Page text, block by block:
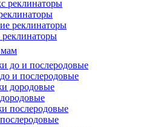
и послеродовые